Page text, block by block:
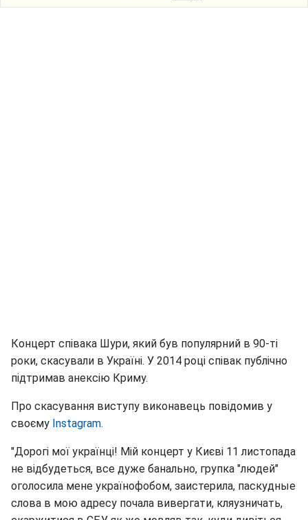
Концерт співака Шури, який був популярний в 90-ті
роки, скасували в Україні. У 2014 році співак публічно
підтримав анексію Криму.
Про скасування виступу виконавець повідомив у
своєму Instagram.
"Дорогі мої українці! Мій концерт у Києві 11 листопада
не відбудеться, все дуже банально, групка "людей"
оголосила мене українофобом, заистерила, паскудные
слова в мою адресу почала вивергати, кляузничать,